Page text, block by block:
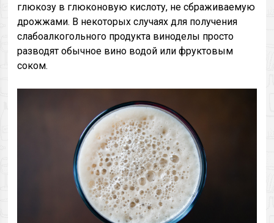
глюкозу в глюконовую кислоту, не сбраживаемую
дрожжами. В некоторых случаях для получения
слабоалкогольного продукта виноделы просто
разводят обычное вино водой или фруктовым
соком.